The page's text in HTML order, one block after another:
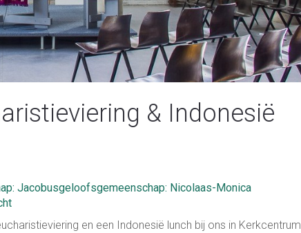
& Indonesië
Jacobusgeloofsgemeenschap: Nicolaas-Monica
en een Indonesië lunch bij ons in Kerkcentrum